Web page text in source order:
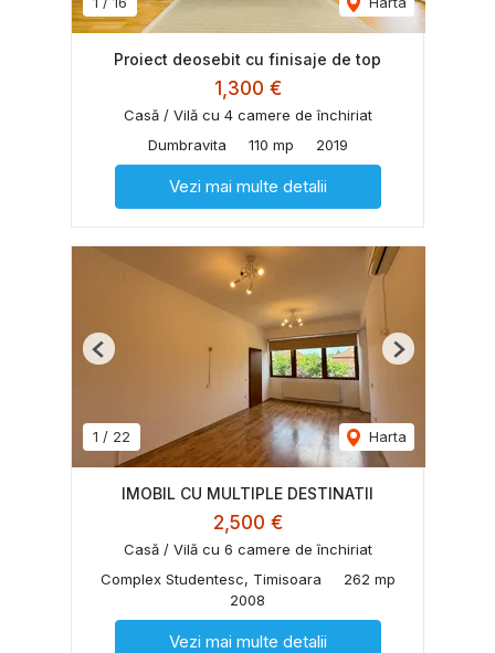
Proiect deosebit cu finisaje de top
1,300 €
Casă / Vilă cu 4 camere de închiriat
Dumbravita
110 mp 2019
Vezi mai multe detalii
1 / 22 Harta
Previous Next
IMOBIL CU MULTIPLE DESTINATII
2,500 €
Casă / Vilă cu 6 camere de închiriat
Complex Studentesc, Timisoara
262 mp
2008
Vezi mai multe detalii